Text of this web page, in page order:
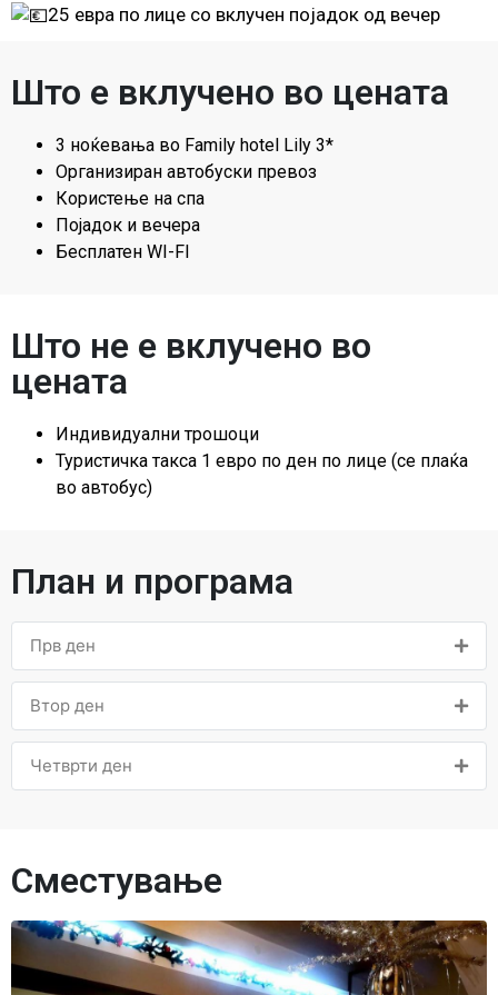
25 евра по лице со вклучен појадок од вечер
Што е вклучено во цената
3 ноќевања во Family hotel Lily 3*
Организиран автобуски превоз
Користење на спа
Појадок и вечера
Бесплатен WI-FI
Што не е вклучено во
цената
Индивидуални трошоци
Туристичка такса 1 евро по ден по лице (се плаќа
во автобус)
План и програма
Прв ден
Втор ден
Четврти ден
Сместување